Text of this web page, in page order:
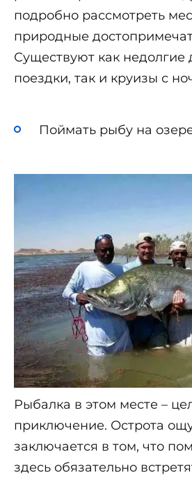
подробно рассмотреть
природные
Существуют как недолгие
поездки, так и круизы с
Поймать рыбу на
Рыбалка в этом месте –
приключение. Острота
заключается в том, что
здесь обязательно